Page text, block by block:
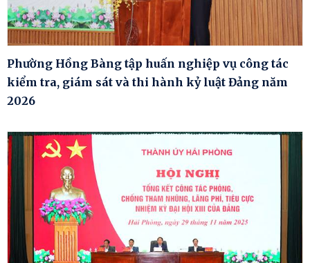
Phường Hồng Bàng tập huấn nghiệp vụ công tác
kiểm tra, giám sát và thi hành kỷ luật Đảng năm
2026